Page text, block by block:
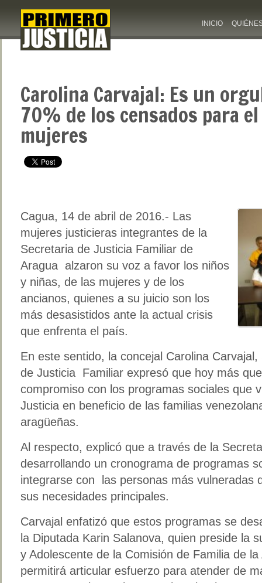
INICIO
Carolina Carvajal: Es un
70% de los censados para
mujeres
Cagua, 14 de abril de 2016.- Las
mujeres justicieras integrantes de la
Secretaria de Justicia Familiar de
Aragua alzaron su voz a favor los niños
y niñas, de las mujeres y de los
ancianos, quienes a su juicio son los
más desasistidos ante la actual crisis
que enfrenta el país.
En este sentido, la concejal Carolina
de Justicia Familiar expresó que hoy más
compromiso con los programas sociales que
Justicia en beneficio de las familias
aragüeñas.
Al respecto, explicó que a través de la
desarrollando un cronograma de programas
integrarse con las personas más vulneradas
sus necesidades principales.
Carvajal enfatizó que estos programas se
la Diputada Karin Salanova, quien preside la
y Adolescente de la Comisión de Familia de
permitirá articular esfuerzo para atender de